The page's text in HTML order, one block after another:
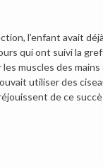
l’enfant avait
qui ont suivi la
muscles des
utiliser des
de ce